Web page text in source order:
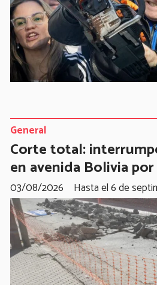
Corte total:
en avenida Bolivia
Hasta el 6 de
General
03/08/2026